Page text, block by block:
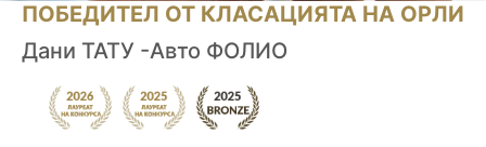
ПОБЕДИТЕЛ ОТ КЛАСАЦИЯТА НА ОРЛИ
Дани ТАТУ -Авто ФОЛИО